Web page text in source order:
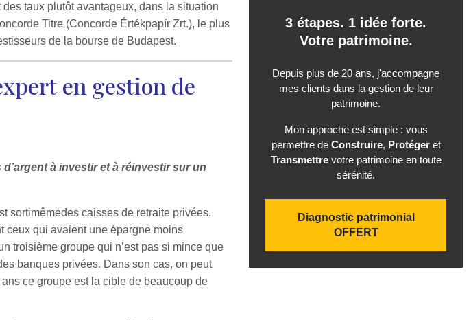
taux plutôt avantageux, dans la situation
Titre (Concorde Értékpapír Zrt.), le plus
de la bourse de Budapest.
en gestion de
à investir et à réinvestir sur un
sortimêmedes caisses de retraite privées.
ceux qui avaient une épargne moins
troisième groupe qui n’est pas si mince que
banques privées. Dans son cas, on peut
ce groupe est la cible de beaucoup de
3 étapes. 1 idée forte.
Votre patrimoine.
Depuis plus de 20 ans, j'accompagne
mes clients dans la gestion de leur
patrimoine.
Mon approche est simple : vous
permettre de Construire, Protégeret
Transmettrevotre patrimoine en toute
sérénité.
Diagnostic patrimonial
OFFERT